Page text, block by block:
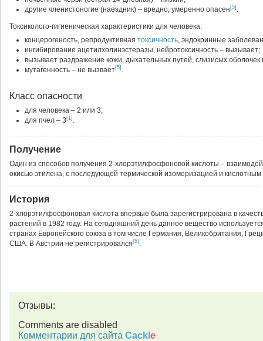
другие членистоногие (наездник) – вредно, умеренно опасен [5] .
Токсиколого-гигиеническая характеристики для человека:
концерогеность, репродуктивная токсичность, эндокринные
ингибирование ацетилхолинэстеразы, нейротоксичность – вызывает;
вызывает раздражение кожи, дыхательных путей, слизисых оболочек
мутагенность – не вызвает[5] .
Класс опасности
для человека – 2 или 3;
для пчел – 3 [1] .
Получение
Один из способов получения 2-хлорэтилфосфоновой кислоты –
окисью этилена, с последующей термической изомеризацией и кислотным
История
2-хлорэтилфосфоновая кислота впервые была зарегистрирована в
растений в 1982 году. На сегодняшний день данное вещество
странах Европейского союза в том числе Германия, Великобритания,
США. В Австрии не регистрировался [5] .
Отзывы:
Comments are disabled
Комментарии для сайта Cackl e